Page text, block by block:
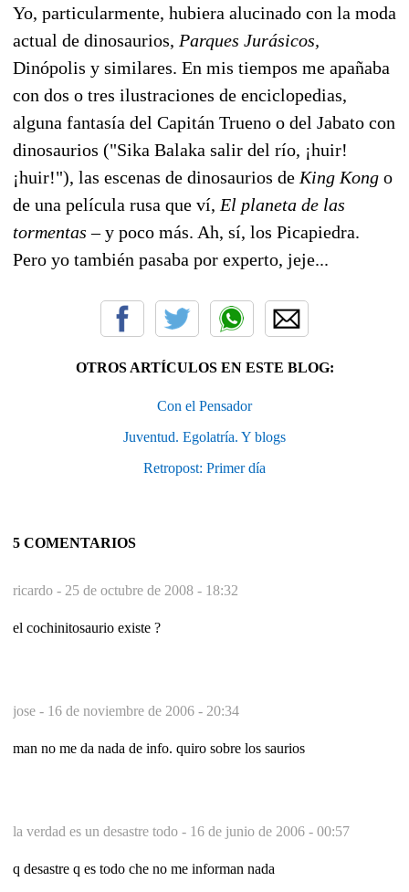
Yo, particularmente, hubiera alucinado con la moda
actual de dinosaurios, Parques Jurásicos,
Dinópolis y similares. En mis tiempos me apañaba
con dos o tres ilustraciones de enciclopedias,
alguna fantasía del Capitán Trueno o del Jabato con
dinosaurios ("Sika Balaka salir del río, ¡huir!
¡huir!"), las escenas de dinosaurios de King Kong o
de una película rusa que ví, El planeta de las
tormentas – y poco más. Ah, sí, los Picapiedra.
Pero yo también pasaba por experto, jeje...
OTROS ARTÍCULOS EN ESTE BLOG:
Con el Pensador
Juventud. Egolatría. Y blogs
Retropost: Primer día
5 COMENTARIOS
ricardo - 25 de octubre de 2008 - 18:32
el cochinitosaurio existe ?
jose - 16 de noviembre de 2006 - 20:34
man no me da nada de info. quiro sobre los saurios
la verdad es un desastre todo - 16 de junio de 2006 - 00:57
q desastre q es todo che no me informan nada